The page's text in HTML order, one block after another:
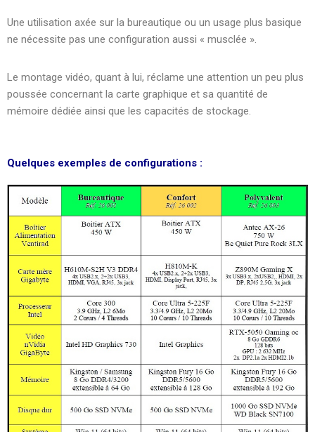
Une utilisation axée sur la bureautique ou un usage plus basique
ne nécessite pas une configuration aussi « musclée ».
Le montage vidéo, quant à lui, réclame une attention un peu plus
poussée concernant la carte graphique et sa quantité de
mémoire dédiée ainsi que les capacités de stockage.
Quelques exemples de configurations :